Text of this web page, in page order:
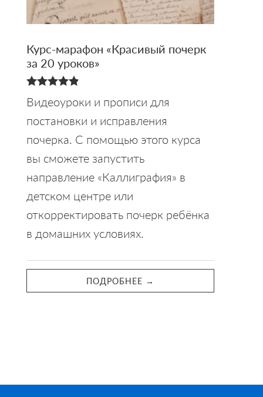
Курс-марафон «Красивый почерк
за 20 уроков»
из 5
Видеоуроки и прописи для
постановки и исправления
почерка. С помощью этого курса
вы сможете запустить
направление «Каллиграфия» в
детском центре или
откорректировать почерк ребёнка
в домашних условиях.
ПОДРОБНЕЕ →